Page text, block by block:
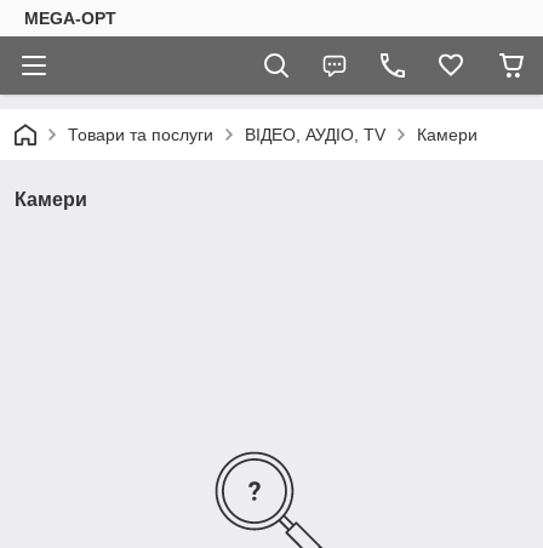
MEGA-OPT
Товари та послуги ВІДЕО, АУДІО, TV Камери
Камери